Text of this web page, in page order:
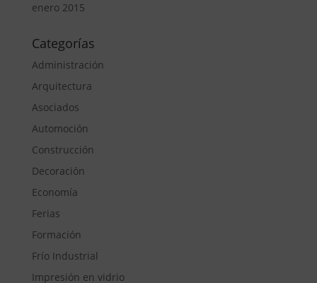
enero 2015
Categorías
Administración
Arquitectura
Asociados
Automoción
Construcción
Decoración
Economía
Ferias
Formación
Frío Industrial
Impresión en vidrio